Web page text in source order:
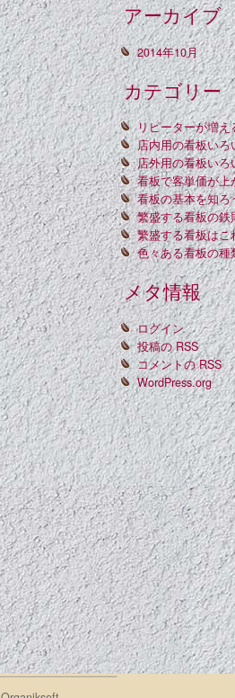
アーカイブ
2014年10月
カテゴリー
リピーターが増え
店内用の看板いろ
店外用の看板いろ
看板で客単価が上
看板の基本を知ろ
繁盛する看板の鉄
繁盛する看板はこ
色々ある看板の種
メタ情報
ログイン
投稿のRSS
コメントのRSS
WordPress.org